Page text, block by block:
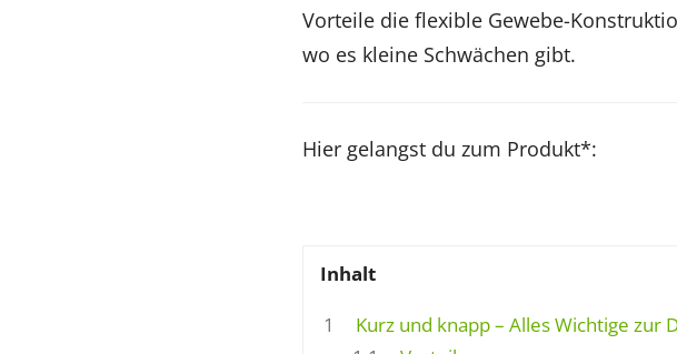
Vorteile die flexible Gewebe-
wo es kleine Schwächen gibt.
Hier gelangst du zum Produkt*:
Inhalt
1
Kurz und knapp – Alles Wichtige zur